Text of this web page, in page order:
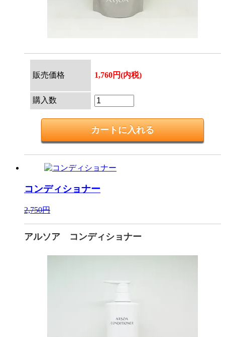
販売価格 1,760円(内税)
購入数
コンディショナー
2,750円
アルソア コンディショナー